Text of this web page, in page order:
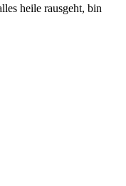
heile rausgeht, bin